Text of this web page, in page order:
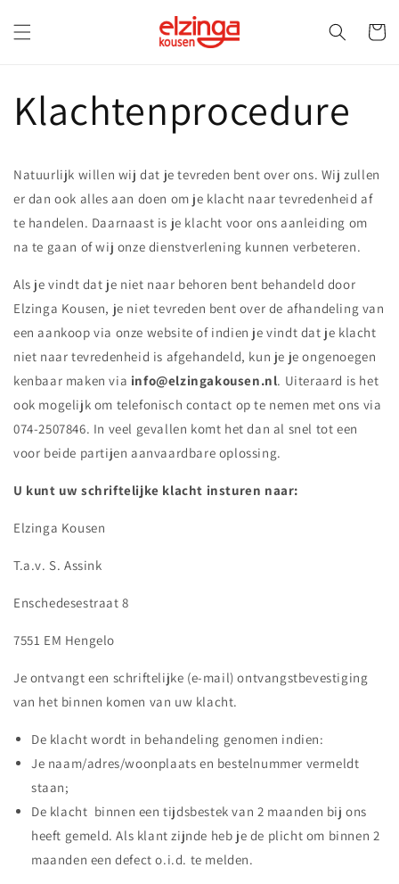
content
Klachtenprocedure
Natuurlijk willen wij dat je tevreden bent over ons. Wij zullen
er dan ook alles aan doen om je klacht naar tevredenheid af
te handelen. Daarnaast is je klacht voor ons aanleiding om
na te gaan of wij onze dienstverlening kunnen verbeteren.
Als je vindt dat je niet naar behoren bent behandeld door
Elzinga Kousen, je niet tevreden bent over de afhandeling van
een aankoop via onze website of indien je vindt dat je klacht
niet naar tevredenheid is afgehandeld, kun je je ongenoegen
kenbaar maken via info@elzingakousen.nl. Uiteraard is het
ook mogelijk om telefonisch contact op te nemen met ons via
074-2507846. In veel gevallen komt het dan al snel tot een
voor beide partijen aanvaardbare oplossing.
U kunt uw schriftelijke klacht insturen naar:
Elzinga Kousen
T.a.v. S. Assink
Enschedesestraat 8
7551 EM Hengelo
Je ontvangt een schriftelijke (e-mail) ontvangstbevestiging
van het binnen komen van uw klacht.
De klacht wordt in behandeling genomen indien:
Je naam/adres/woonplaats en bestelnummer vermeldt
staan;
De klacht binnen een tijdsbestek van 2 maanden bij ons
heeft gemeld. Als klant zijnde heb je de plicht om binnen 2
maanden een defect o.i.d. te melden.